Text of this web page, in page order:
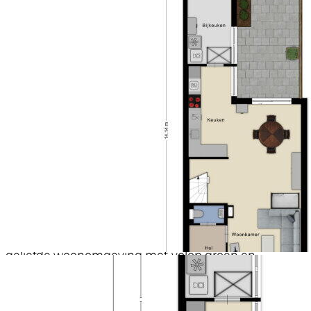
De tweede verdieping biedt een verrassend ruime
zolderverdieping met een derde slaapkamer en een
dakkapel, waardoor ook hier volop ruimte en daglicht
De achtertuin is gelegen op het westen, waardoor je
hier volop kunt genieten van de middag- en
avondzon. De tuin is volledig betegeld,
onderhoudsvriendelijk aangelegd en beschikt over
een berging, een achterom en nette schuttingen die
zorgen voor privacy. Een heerlijke plek om te
ontspannen, te barbecueën of gezellig buiten te
De woning ligt in de populaire wijk De Dijken, een
geliefde woonomgeving met volop groen en
voorzieningen binnen handbereik. Het
Burgemeester Godwaldtpark ligt op korte afstand en
biedt alle ruimte voor een wandeling, sport of om
kinderen lekker buiten te laten spelen. Daarnaast zijn
Openbaar parkeren